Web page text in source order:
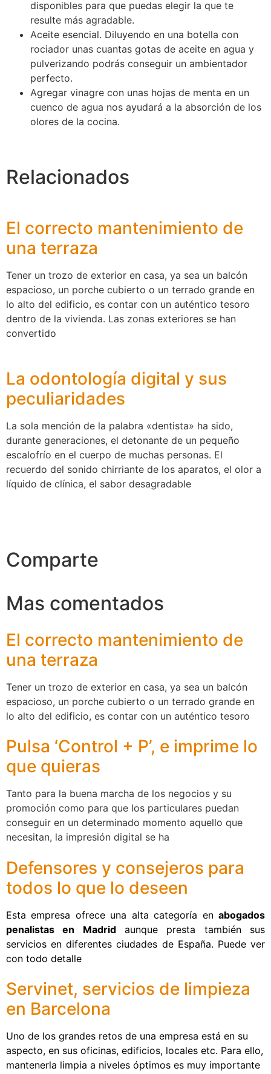
disponibles para que puedas elegir la que te
resulte más agradable.
Aceite esencial. Diluyendo en una botella con
rociador unas cuantas gotas de aceite en agua y
pulverizando podrás conseguir un ambientador
perfecto.
Agregar vinagre con unas hojas de menta en un
cuenco de agua nos ayudará a la absorción de los
olores de la cocina.
Relacionados
El correcto mantenimiento de
una terraza
Tener un trozo de exterior en casa, ya sea un balcón
espacioso, un porche cubierto o un terrado grande en
lo alto del edificio, es contar con un auténtico tesoro
dentro de la vivienda. Las zonas exteriores se han
convertido
La odontología digital y sus
peculiaridades
La sola mención de la palabra «dentista» ha sido,
durante generaciones, el detonante de un pequeño
escalofrío en el cuerpo de muchas personas. El
recuerdo del sonido chirriante de los aparatos, el olor a
líquido de clínica, el sabor desagradable
Comparte
Mas comentados
El correcto mantenimiento de
una terraza
Tener un trozo de exterior en casa, ya sea un balcón
espacioso, un porche cubierto o un terrado grande en
lo alto del edificio, es contar con un auténtico tesoro
Pulsa ‘Control + P’, e imprime lo
que quieras
Tanto para la buena marcha de los negocios y su
promoción como para que los particulares puedan
conseguir en un determinado momento aquello que
necesitan, la impresión digital se ha
Defensores y consejeros para
todos lo que lo deseen
Esta empresa ofrece una alta categoría en abogados
penalistas en Madridaunque presta también sus
servicios en diferentes ciudades de España. Puede ver
con todo detalle
Servinet, servicios de limpieza
en Barcelona
Uno de los grandes retos de una empresa está en su
aspecto, en sus oficinas, edificios, locales etc. Para ello,
mantenerla limpia a niveles óptimos es muy importante